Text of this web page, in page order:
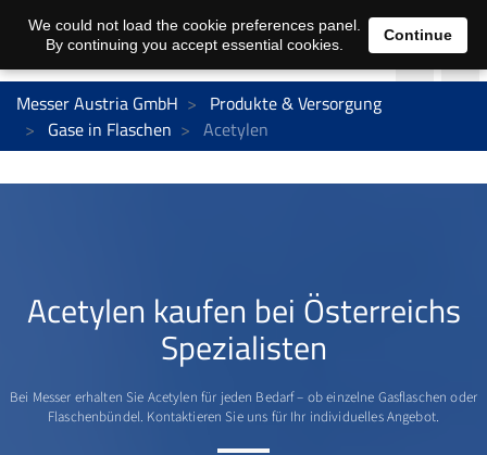
Messer Austria GmbH
Produkte & Versorgung
Gase in Flaschen
Acetylen
Acetylen kaufen bei Österreichs
Spezialisten
Bei Messer erhalten Sie Acetylen für jeden Bedarf – ob einzelne Gasflaschen oder
Flaschenbündel. Kontaktieren Sie uns für Ihr individuelles Angebot.
We could not load the cookie preferences panel.
By continuing you accept essential cookies.
Continue